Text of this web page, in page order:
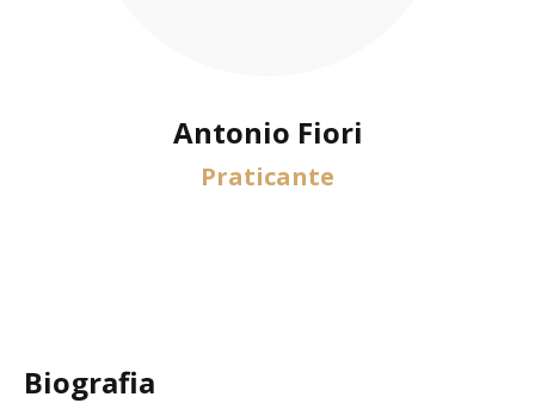
Antonio Fiori
Praticante
Biografia